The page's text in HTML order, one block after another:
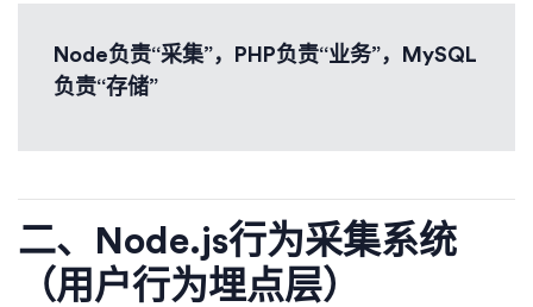
Node负责“采集”，PHP负责“业务”，MySQL
负责“存储”
二、Node.js行为采集系统
（用户行为埋点层）